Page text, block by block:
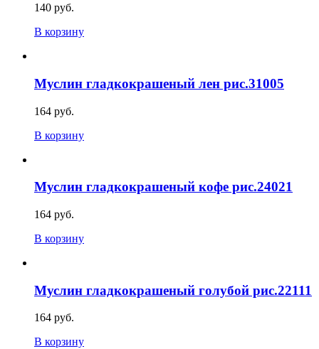
140 руб.
В корзину
Муслин гладкокрашеный лен рис.31005
164 руб.
В корзину
Муслин гладкокрашеный кофе рис.24021
164 руб.
В корзину
Муслин гладкокрашеный голубой рис.22111
164 руб.
В корзину